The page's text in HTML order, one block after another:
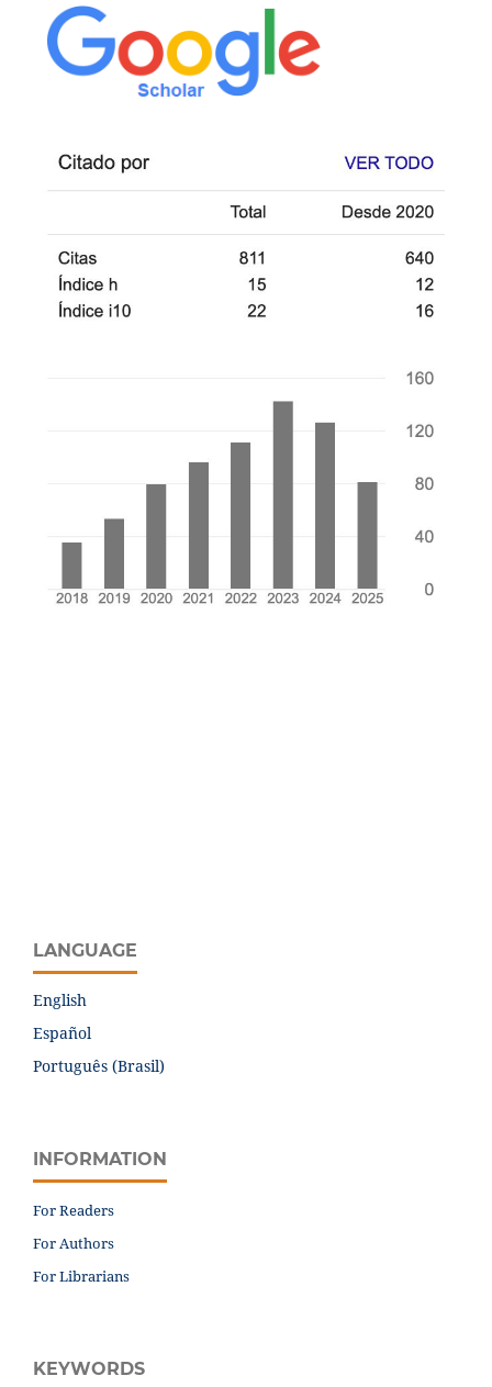
LANGUAGE
English
Español
Português (Brasil)
INFORMATION
For Readers
For Authors
For Librarians
KEYWORDS